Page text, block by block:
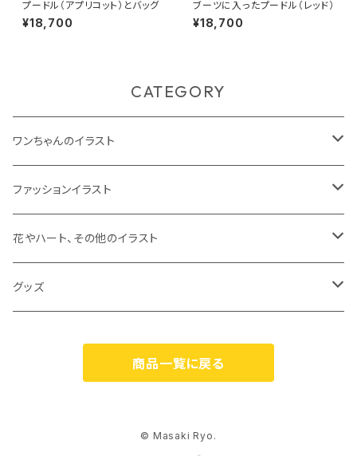
プードル（アプリコット）とバッグ
¥18,700
ブーツに入ったプードル（レッド）
¥18,700
CATEGORY
ワンちゃんのイラスト
ジークレープリント
原画
ファッションイラスト
ジークレープリント
原画
花やハート、その他のイラスト
ジークレープリント
グッズ
カスパリ（Caspari）
商品一覧に戻る
© Masaki Ryo.